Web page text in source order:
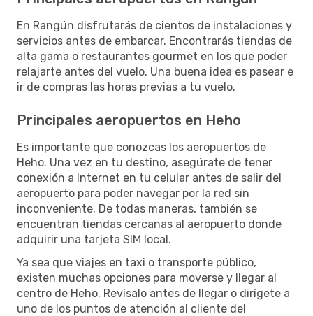
En Rangún disfrutarás de cientos de instalaciones y
servicios antes de embarcar. Encontrarás tiendas de
alta gama o restaurantes gourmet en los que poder
relajarte antes del vuelo. Una buena idea es pasear e
ir de compras las horas previas a tu vuelo.
Principales aeropuertos en Heho
Es importante que conozcas los aeropuertos de
Heho. Una vez en tu destino, asegúrate de tener
conexión a Internet en tu celular antes de salir del
aeropuerto para poder navegar por la red sin
inconveniente. De todas maneras, también se
encuentran tiendas cercanas al aeropuerto donde
adquirir una tarjeta SIM local.
Ya sea que viajes en taxi o transporte público,
existen muchas opciones para moverse y llegar al
centro de Heho. Revísalo antes de llegar o dirígete a
uno de los puntos de atención al cliente del